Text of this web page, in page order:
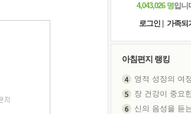
4,043,026 명입니
로그인
가족되
아침편지 랭킹
영적 성장의 여정
장 건강이 중요
신의 음성을 듣